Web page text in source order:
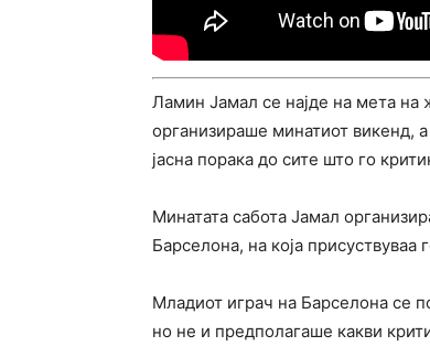
Ламин Јамал се најде на мета на
организираше минатиот викенд,
јасна порака до сите што го
Минатата сабота Јамал
Барселона, на која
Младиот играч на Барселона се
но не и предполагаше какви